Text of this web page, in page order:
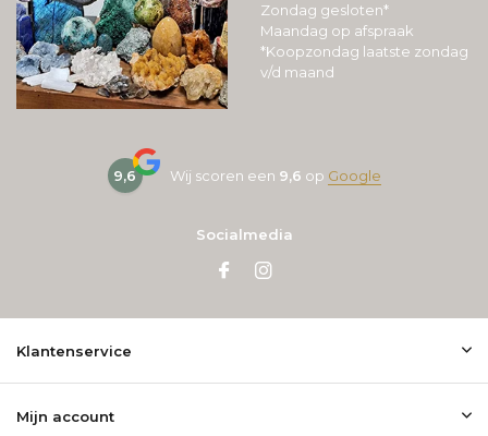
Zondag gesloten*
Maandag op afspraak
*Koopzondag laatste zondag
v/d maand
9,6 Wij scoren een 9,6 op Google
Socialmedia
Klantenservice
Mijn account